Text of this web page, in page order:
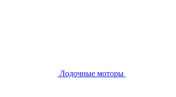
Лодочные моторы